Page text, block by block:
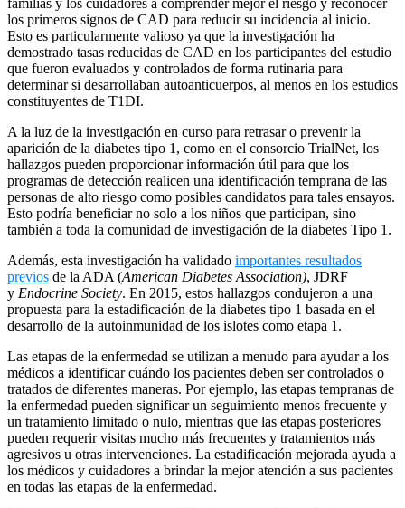
los primeros signos de CAD para reducir su incidencia al inicio.
Esto es particularmente valioso ya que la investigación ha
demostrado tasas reducidas de CAD en los participantes del estudio
que fueron evaluados y controlados de forma rutinaria para
determinar si desarrollaban autoanticuerpos, al menos en los estudios
constituyentes de T1DI.
A la luz de la investigación en curso para retrasar o prevenir la
aparición de la diabetes tipo 1, como en el consorcio TrialNet, los
hallazgos pueden proporcionar información útil para que los
programas de detección realicen una identificación temprana de las
personas de alto riesgo como posibles candidatos para tales ensayos.
Esto podría beneficiar no solo a los niños que participan, sino
también a toda la comunidad de investigación de la diabetes Tipo 1.
Además, esta investigación ha validado importantes resultados
previos de la ADA (American Diabetes Association), JDRF
y Endocrine Society. En 2015, estos hallazgos condujeron a una
propuesta para la estadificación de la diabetes tipo 1 basada en el
desarrollo de la autoinmunidad de los islotes como etapa 1.
Las etapas de la enfermedad se utilizan a menudo para ayudar a los
médicos a identificar cuándo los pacientes deben ser controlados o
tratados de diferentes maneras. Por ejemplo, las etapas tempranas de
la enfermedad pueden significar un seguimiento menos frecuente y
un tratamiento limitado o nulo, mientras que las etapas posteriores
pueden requerir visitas mucho más frecuentes y tratamientos más
agresivos u otras intervenciones. La estadificación mejorada ayuda a
los médicos y cuidadores a brindar la mejor atención a sus pacientes
en todas las etapas de la enfermedad.